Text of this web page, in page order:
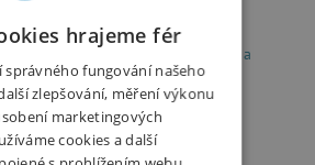
Společenské hry
Logické hry a
Hry a hračky pro děti od 6 let
Hry a hračky pro děti od 9 let
hrajeme fér
správného fungování našeho
zlepšování, měření výkonu
marketingových
cookies a další